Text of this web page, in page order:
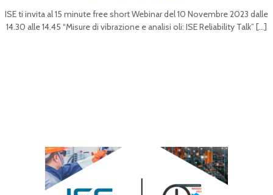
ISE ti invita al 15 minute free short Webinar del 10 Novembre 2023 dalle
14.30 alle 14.45 “Misure di vibrazione e analisi oli: ISE Reliability Talk” […]